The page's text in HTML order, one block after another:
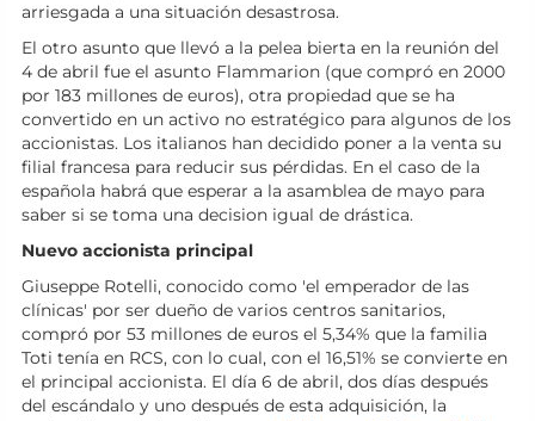
arriesgada a una situación desastrosa.
El otro asunto que llevó a la pelea bierta en la reunión del
4 de abril fue el asunto Flammarion (que compró en 2000
por 183 millones de euros), otra propiedad que se ha
convertido en un activo no estratégico para algunos de los
accionistas. Los italianos han decidido poner a la venta su
filial francesa para reducir sus pérdidas. En el caso de la
española habrá que esperar a la asamblea de mayo para
saber si se toma una decision igual de drástica.
Nuevo accionista principal
Giuseppe Rotelli, conocido como 'el emperador de las
clínicas' por ser dueño de varios centros sanitarios,
compró por 53 millones de euros el 5,34% que la familia
Toti tenía en RCS, con lo cual, con el 16,51% se convierte en
el principal accionista. El día 6 de abril, dos días después
del escándalo y uno después de esta adquisición, la